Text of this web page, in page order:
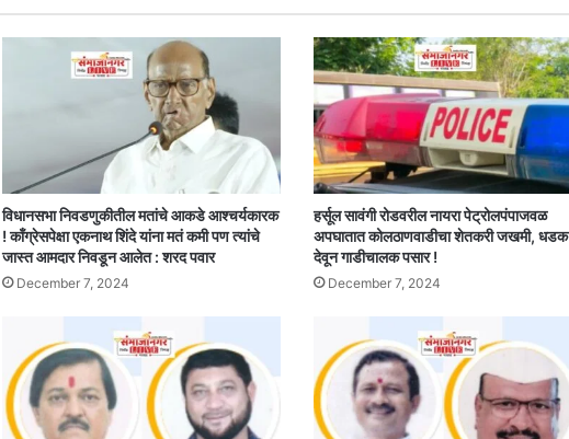
विधानसभा निवडणुकीतील मतांचे आकडे आश्चर्यकारक
! काँग्रेसपेक्षा एकनाथ शिंदे यांना मतं कमी पण त्यांचे
जास्त आमदार निवडून आलेत : शरद पवार
December 7, 2024
हर्सूल सावंगी रोडवरील नायरा पेट्रोलपंपाजवळ
अपघातात कोलठाणवाडीचा शेतकरी जखमी, धडक
देवून गाडीचालक पसार !
December 7, 2024